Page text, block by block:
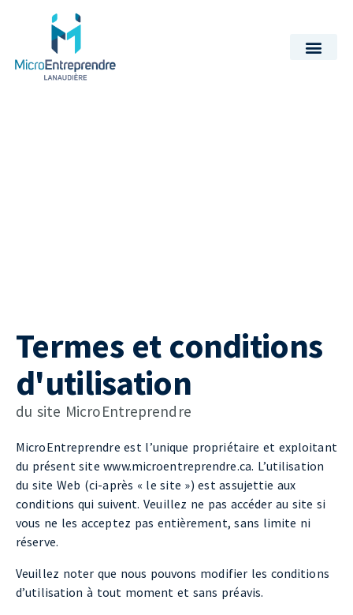
Termes et conditions
d'utilisation
du site MicroEntreprendre​
MicroEntreprendre est l’unique propriétaire et exploitant
du présent site www.microentreprendre.ca. L’utilisation
du site Web (ci-après « le site ») est assujettie aux
conditions qui suivent. Veuillez ne pas accéder au site si
vous ne les acceptez pas entièrement, sans limite ni
réserve.
Veuillez noter que nous pouvons modifier les conditions
d’utilisation à tout moment et sans préavis.